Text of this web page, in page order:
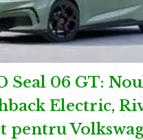
Seal 06 GT:
Electric,
pentru